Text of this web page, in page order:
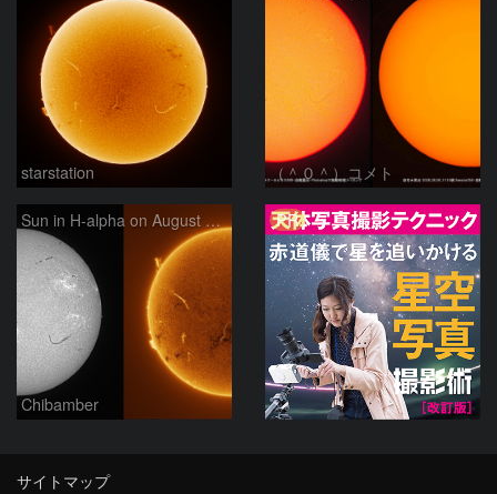
starstation （＾０＾）コメト
Sun in H-alpha on August 6, 2026
Chibamber
PR
サイトマップ